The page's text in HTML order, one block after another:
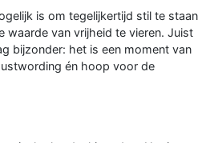
is om tegelijkertijd stil te staan
waarde van vrijheid te vieren. Juist
bijzonder: het is een moment van
én hoop voor de